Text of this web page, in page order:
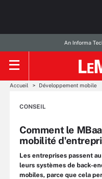
An Informa
Accueil Développement mobile
CONSEIL
Comment le
mobilité
Les entreprises passent
leurs systèmes de back-
mobiles, parce que cela